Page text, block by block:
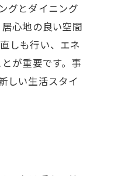
グとダイニング
心地の良い空間
しも行い、エネ
が重要です。事
しい生活スタイ